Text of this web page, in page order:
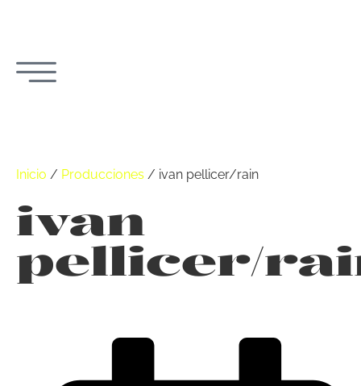
Inicio / Producciones / ivan pellicer/rain
ivan
pellicer/